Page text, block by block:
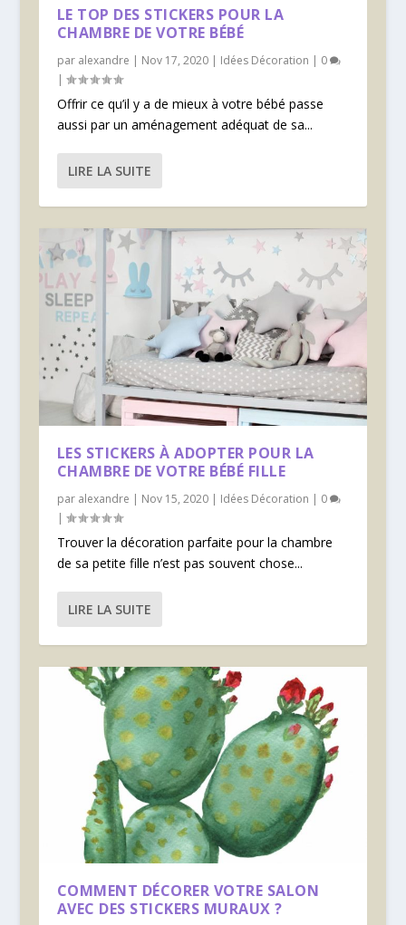
LE TOP DES STICKERS POUR LA
CHAMBRE DE VOTRE BÉBÉ
par alexandre | Nov 17, 2020| Idées Décoration | 0
|
Offrir ce qu’il y a de mieux à votre bébé passe
aussi par un aménagement adéquat de sa...
LIRE LA SUITE
LES STICKERS À ADOPTER POUR LA
CHAMBRE DE VOTRE BÉBÉ FILLE
par alexandre | Nov 15, 2020| Idées Décoration | 0
|
Trouver la décoration parfaite pour la chambre
de sa petite fille n’est pas souvent chose...
LIRE LA SUITE
COMMENT DÉCORER VOTRE SALON
AVEC DES STICKERS MURAUX ?